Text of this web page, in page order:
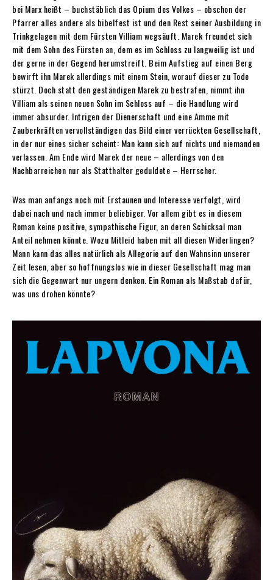
bei Marx heißt – buchstäblich das Opium des Volkes – obschon der
Pfarrer alles andere als bibelfest ist und den Rest seiner Ausbildung in
Trinkgelagen mit dem Fürsten Villiam wegsäuft. Marek freundet sich
mit dem Sohn des Fürsten an, dem es im Schloss zu langweilig ist und
der gerne in der Gegend herumstreift. Beim Aufstieg auf einen Berg
bewirft ihn Marek allerdings mit einem Stein, worauf dieser zu Tode
stürzt. Doch statt den geständigen Marek zu bestrafen, nimmt ihn
Villiam als seinen neuen Sohn im Schloss auf – die Handlung wird
immer absurder. Intrigen der Dienerschaft und eine Amme mit
Zauberkräften vervollständigen das Bild einer verrückten Gesellschaft,
in der nur eines sicher scheint: Man kann sich auf nichts und niemanden
verlassen. Am Ende wird Marek der neue – allerdings von den
Nachbarreichen nur als Statthalter geduldete – Herrscher.
Was man anfangs noch mit Erstaunen und Interesse verfolgt, wird
dabei nach und nach immer beliebiger. Vor allem gibt es in diesem
Roman keine positive, sympathische Figur, an deren Schicksal man
Anteil nehmen könnte. Wozu Mitleid haben mit all diesen Widerlingen?
Mann kann das alles natürlich als Allegorie auf den Wahnsinn unserer
Zeit lesen, aber so hoffnungslos wie in dieser Gesellschaft mag man
sich die Gegenwart nur ungern denken. Ein Roman als Maßstab dafür,
was uns drohen könnte?